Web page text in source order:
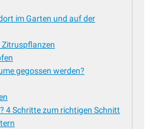
im Garten und auf der
Zitruspflanzen
gegossen werden?
4 Schritte zum richtigen Schnitt